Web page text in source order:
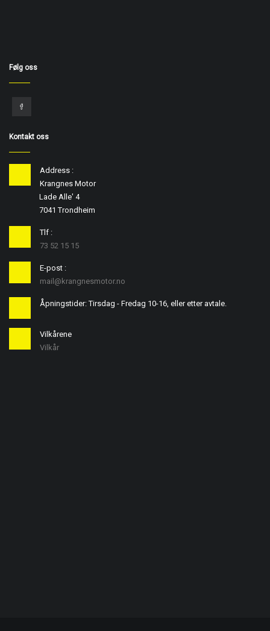
Følg oss
Kontakt oss
Address :
Krangnes Motor
Lade Alle' 4
7041 Trondheim
Tlf :
73 52 15 15
E-post :
mail@krangnesmotor.no
Åpningstider: Tirsdag - Fredag 10-16, eller etter avtale.
Vilkårene
Vilkår